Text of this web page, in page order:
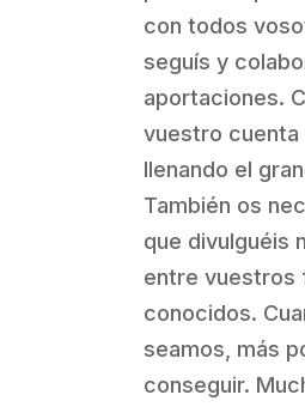
con todos
seguís y
aportaciones.
vuestro cuenta
llenando el
También os
que divulguéis
entre vuestros
conocidos.
seamos, más
conseguir.